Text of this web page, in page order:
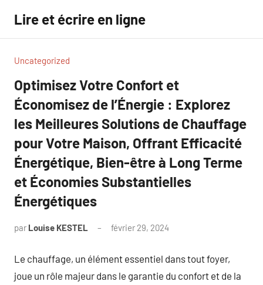
contenu
Lire et écrire en ligne
Uncategorized
Optimisez Votre Confort et
Économisez de l’Énergie : Explorez
les Meilleures Solutions de Chauffage
pour Votre Maison, Offrant Efficacité
Énergétique, Bien-être à Long Terme
et Économies Substantielles
Énergétiques
par Louise KESTEL février 29, 2024
Le chauffage, un élément essentiel dans tout foyer,
joue un rôle majeur dans le garantie du confort et de la